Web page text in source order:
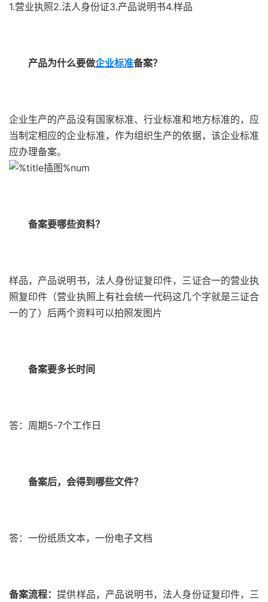
1.营业执照2.法人身份证3.产品说明书4.样品
产品为什么要做企业标准备案？
企业生产的产品没有国家标准、行业标准和地方标准的，应
当制定相应的企业标准，作为组织生产的依据，该企业标准
应办理备案。
备案要哪些资料？
样品，产品说明书，法人身份证复印件，三证合一的营业执
照复印件（营业执照上有社会统一代码这几个字就是三证合
一的了）后两个资料可以拍照发图片
备案要多长时间
答：周期5-7个工作日
备案后，会得到哪些文件？
答：一份纸质文本，一份电子文档
备案流程：提供样品，产品说明书，法人身份证复印件，三